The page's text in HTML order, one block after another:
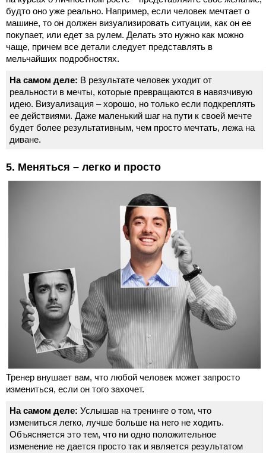
будто оно уже реально. Например, если человек мечтает о
машине, то он должен визуализировать ситуации, как он ее
покупает, или едет за рулем. Делать это нужно как можно
чаще, причем все детали следует представлять в
мельчайших подробностях.
На самом деле: В результате человек уходит от
реальности в мечты, которые превращаются в навязчивую
идею. Визуализация – хорошо, но только если подкреплять
ее действиями. Даже маленький шаг на пути к своей мечте
будет более результативным, чем просто мечтать, лежа на
диване.
5. Меняться – легко и просто
Тренер внушает вам, что любой человек может запросто
измениться, если он того захочет.
На самом деле: Услышав на тренинге о том, что
измениться легко, лучше больше на него не ходить.
Объясняется это тем, что ни одно положительное
изменение не дается просто так и является результатом